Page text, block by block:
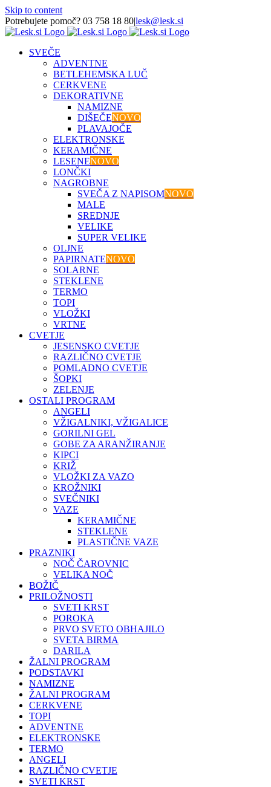
Skip to content
Potrebujete pomoč? 03 758 18 80|lesk@lesk.si
SVEČE
ADVENTNE
BETLEHEMSKA LUČ
CERKVENE
DEKORATIVNE
NAMIZNE
DIŠEČENOVO
PLAVAJOČE
ELEKTRONSKE
KERAMIČNE
LESENENOVO
LONČKI
NAGROBNE
SVEČA Z NAPISOMNOVO
MALE
SREDNJE
VELIKE
SUPER VELIKE
OLJNE
PAPIRNATENOVO
SOLARNE
STEKLENE
TERMO
TOPI
VLOŽKI
VRTNE
CVETJE
JESENSKO CVETJE
RAZLIČNO CVETJE
POMLADNO CVETJE
ŠOPKI
ZELENJE
OSTALI PROGRAM
ANGELI
VŽIGALNIKI, VŽIGALICE
GORILNI GEL
GOBE ZA ARANŽIRANJE
KIPCI
KRIŽ
VLOŽKI ZA VAZO
KROŽNIKI
SVEČNIKI
VAZE
KERAMIČNE
STEKLENE
PLASTIČNE VAZE
PRAZNIKI
NOČ ČAROVNIC
VELIKA NOČ
BOŽIČ
PRILOŽNOSTI
SVETI KRST
POROKA
PRVO SVETO OBHAJILO
SVETA BIRMA
DARILA
ŽALNI PROGRAM
PODSTAVKI
NAMIZNE
ŽALNI PROGRAM
CERKVENE
TOPI
ADVENTNE
ELEKTRONSKE
TERMO
ANGELI
RAZLIČNO CVETJE
SVETI KRST